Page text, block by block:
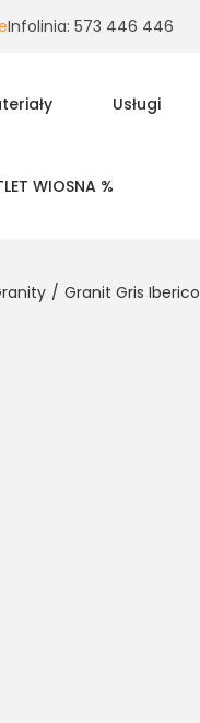
Infolinia: 573 446 446
Usługi
WIOSNA %
/ Granit Gris Iberico